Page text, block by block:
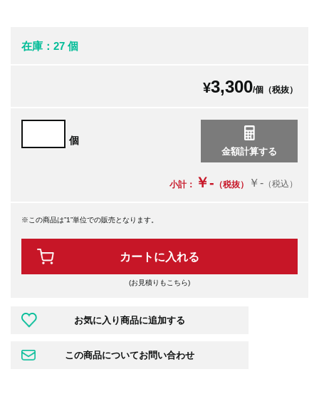
在庫：27 個
¥3,300/個（税抜）
個
小計： ￥- （税抜） ￥- （税込）
※この商品は”1”単位での販売となります。
カートに入れる
(お見積りもこちら)